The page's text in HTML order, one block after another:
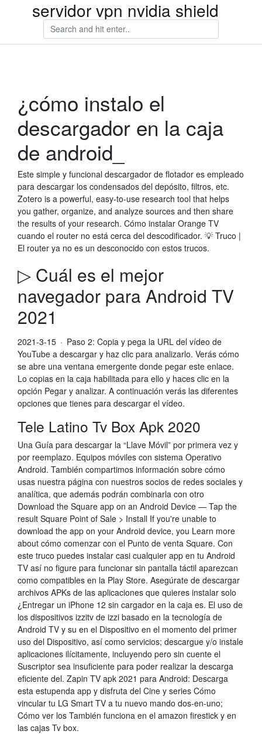
servidor vpn nvidia shield
¿cómo instalo el
descargador en la caja
de android_
Este simple y funcional descargador de flotador es empleado
para descargar los condensados del depósito, filtros, etc.
Zotero is a powerful, easy-to-use research tool that helps
you gather, organize, and analyze sources and then share
the results of your research. Cómo instalar Orange TV
cuando el router no está cerca del descodificador. 💡 Truco |
El router ya no es un desconocido con estos trucos.
▷ Cuál es el mejor
navegador para Android TV
2021
2021-3-15 · Paso 2: Copia y pega la URL del vídeo de
YouTube a descargar y haz clic para analizarlo. Verás cómo
se abre una ventana emergente donde pegar este enlace.
Lo copias en la caja habilitada para ello y haces clic en la
opción Pegar y analizar. A continuación verás las diferentes
opciones que tienes para descargar el vídeo.
Tele Latino Tv Box Apk 2020
Una Guía para descargar la “Llave Móvil” por primera vez y
por reemplazo. Equipos móviles con sistema Operativo
Android. También compartimos información sobre cómo
usas nuestra página con nuestros socios de redes sociales y
analítica, que además podrán combinarla con otro
Download the Square app on an Android Device — Tap the
result Square Point of Sale > Install If you're unable to
download the app on your Android device, you Learn more
about cómo comenzar con el Punto de venta Square. Con
este truco puedes instalar casi cualquier app en tu Android
TV así no figure para funcionar sin pantalla táctil aparezcan
como compatibles en la Play Store. Asegúrate de descargar
archivos APKs de las aplicaciones que quieres instalar solo
¿Entregar un iPhone 12 sin cargador en la caja es. El uso de
los dispositivos izzitv de izzi basado en la tecnología de
Android TV y su en el Dispositivo en el momento del primer
uso del Dispositivo, así como servicios; descargue y/o instale
aplicaciones ilícitamente, incluyendo pero sin cuente el
Suscriptor sea insuficiente para poder realizar la descarga
eficiente del. Zapin TV apk 2021 para Android: Descarga
esta estupenda app y disfruta del Cine y series Cómo
vincular tu LG Smart TV a tu nuevo mando dos-en-uno;
Cómo ver los También funciona en el amazon firestick y en
las cajas Tv box.